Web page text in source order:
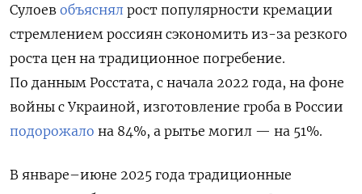
Сулоев объяснял рост популярности кремации
стремлением россиян сэкономить из-за резкого
роста цен на традиционное погребение.
По данным Росстата, с начала 2022 года, на фоне
войны с Украиной, изготовление гроба в России
подорожало на 84%, а рытье могил — на 51%.
В январе–июне 2025 года традиционные